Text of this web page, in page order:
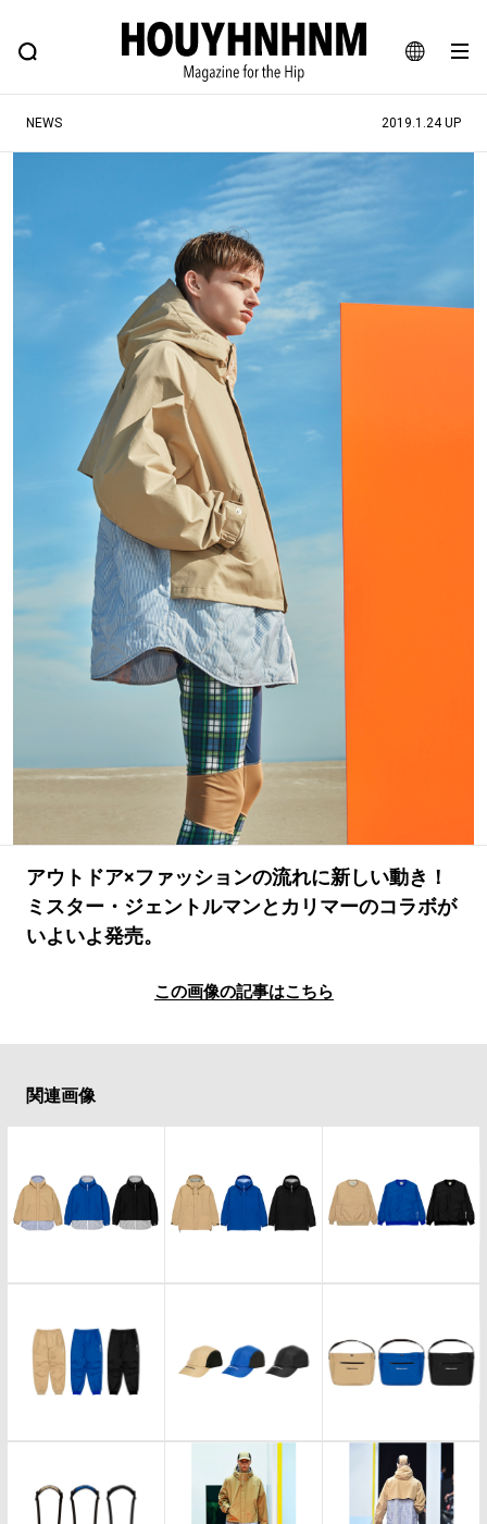
JA
EN
FEATURE BLOG SNAP
ヒップなファッション、カルチャー、ライフスタイルWEBマガジン
#SHOPPING ADDICT #憧れの逸品
#ESSENTIAL DESIGNS #古着サミット
#NEW VINTAGE #マイナーグッド図鑑
#路地裏てぃーん。 #MONTHLY JOURNAL
#GH 銘品の所以 #フイナムのYouTube
#Commune H #FOCUS IT
#ととけん #FASHION
#LIFESTYLE #SNEAKER
#SPORTS #HANDSOME HANDBOOK
NEWS 2019.1.24 UP
アウトドア×ファッションの流れに新しい動き！
ミスター・ジェントルマンとカリマーのコラボが
いよいよ発売。
この画像の記事はこちら
関連画像